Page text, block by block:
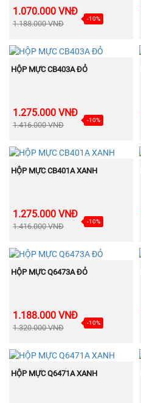
1.070.000 VNĐ
1.188.000 VNĐ
-10%
BÁN
CHẠY
MUA NGAY
HỘP MỰC CB403A ĐỎ
1.275.000 VNĐ
1.416.000 VNĐ
-10%
BÁN
CHẠY
MUA NGAY
HỘP MỰC CB401A XANH
1.275.000 VNĐ
1.416.000 VNĐ
-10%
BÁN
CHẠY
MUA NGAY
HỘP MỰC Q6473A ĐỎ
1.188.000 VNĐ
1.320.000 VNĐ
-10%
BÁN
CHẠY
MUA NGAY
HỘP MỰC Q6471A XANH